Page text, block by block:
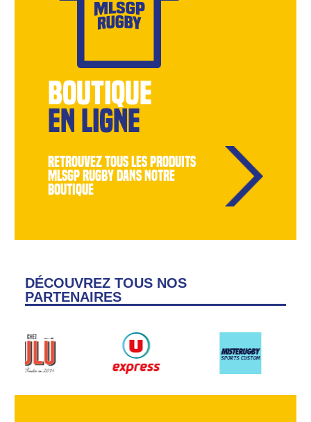
BOUTIQUE
EN LIGNE
retrouvez tous les produits
MLSGP Rugby dans notre
boutique
DÉCOUVREZ TOUS NOS
PARTENAIRES